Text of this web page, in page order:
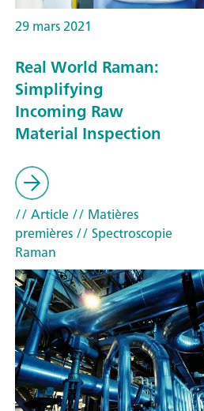
29 mars 2021
Real World Raman:
Simplifying
Incoming Raw
Material Inspection
// Article// Matières
premières// Spectroscopie
Raman